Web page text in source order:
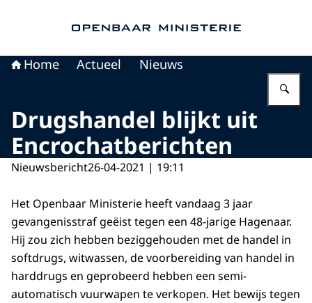
Home Actueel Nieuws
Drugshandel blijkt uit
Encrochatberichten
Nieuwsbericht26-04-2021 | 19:11
Het Openbaar Ministerie heeft vandaag 3 jaar
gevangenisstraf geëist tegen een 48-jarige Hagenaar.
Hij zou zich hebben beziggehouden met de handel in
softdrugs, witwassen, de voorbereiding van handel in
harddrugs en geprobeerd hebben een semi-
automatisch vuurwapen te verkopen. Het bewijs tegen